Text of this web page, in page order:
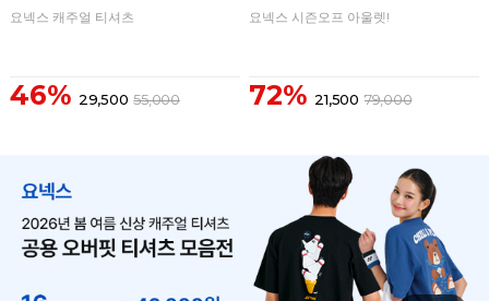
요넥스 캐주얼 티셔츠
46% 29,500 55,000
요넥스 시즌오프 아울렛!
72% 21,500 79,000